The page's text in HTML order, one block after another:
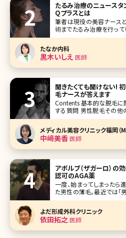
愛らしい目元をつくるはず
たるみ治療のニュースタ
Qプラスとは
筆者は現役の美容ナース
術までたるみ治療を行って
るみによるシワはご自身
施術では終わらず納得で
治療と言えるでしょう。 また、他人から見た時にはシミよりシ
ワやたるみの方が年齢
たなか内科
黒木いしえ 医師
聞きたくても聞けない!
毛ナースが答えます
Contents 基本的な脱毛に関する疑問 男性脱毛の施術に関
する質問 男性脱毛その他の質問 お
年前と比較すると、男女
ており、施術を受ける年
脱毛が飽和してきている一
メディカル美容クリニック福岡（
中﨑美香医師
アボルブ（ザガーロ）の
認可のAGA薬
一度、始まってしまった
た男性の薄毛。最近では「
ックでの治療ができるよう
間には薄毛で悩んでいる
念ながら、AGAの治療薬で
に効果をもたらしてく
よだ形成外科クリニック
依田拓之 医師